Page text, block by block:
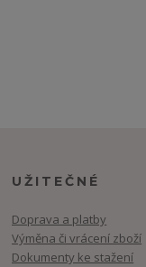
UŽITEČNÉ
Doprava a platby
Výměna či vrácení zboží
Dokumenty ke stažení